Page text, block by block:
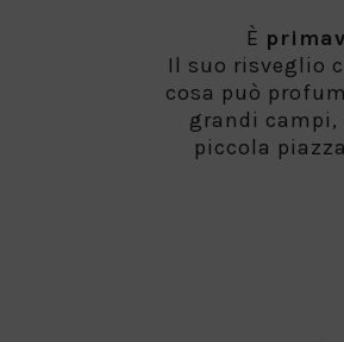
È
Il suo risveglio
cosa può
grandi
piccola